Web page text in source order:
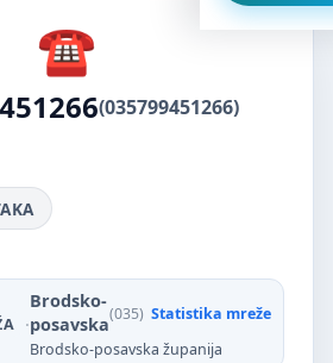
(035799451266)
·
Brodsko-
posavska(035) Statistika mreže
Brodsko-posavska županija